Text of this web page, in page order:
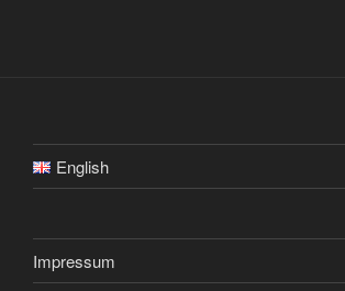
English
Impressum